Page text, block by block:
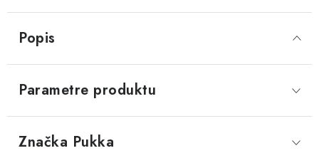
Popis
Parametre produktu
Značka Pukka